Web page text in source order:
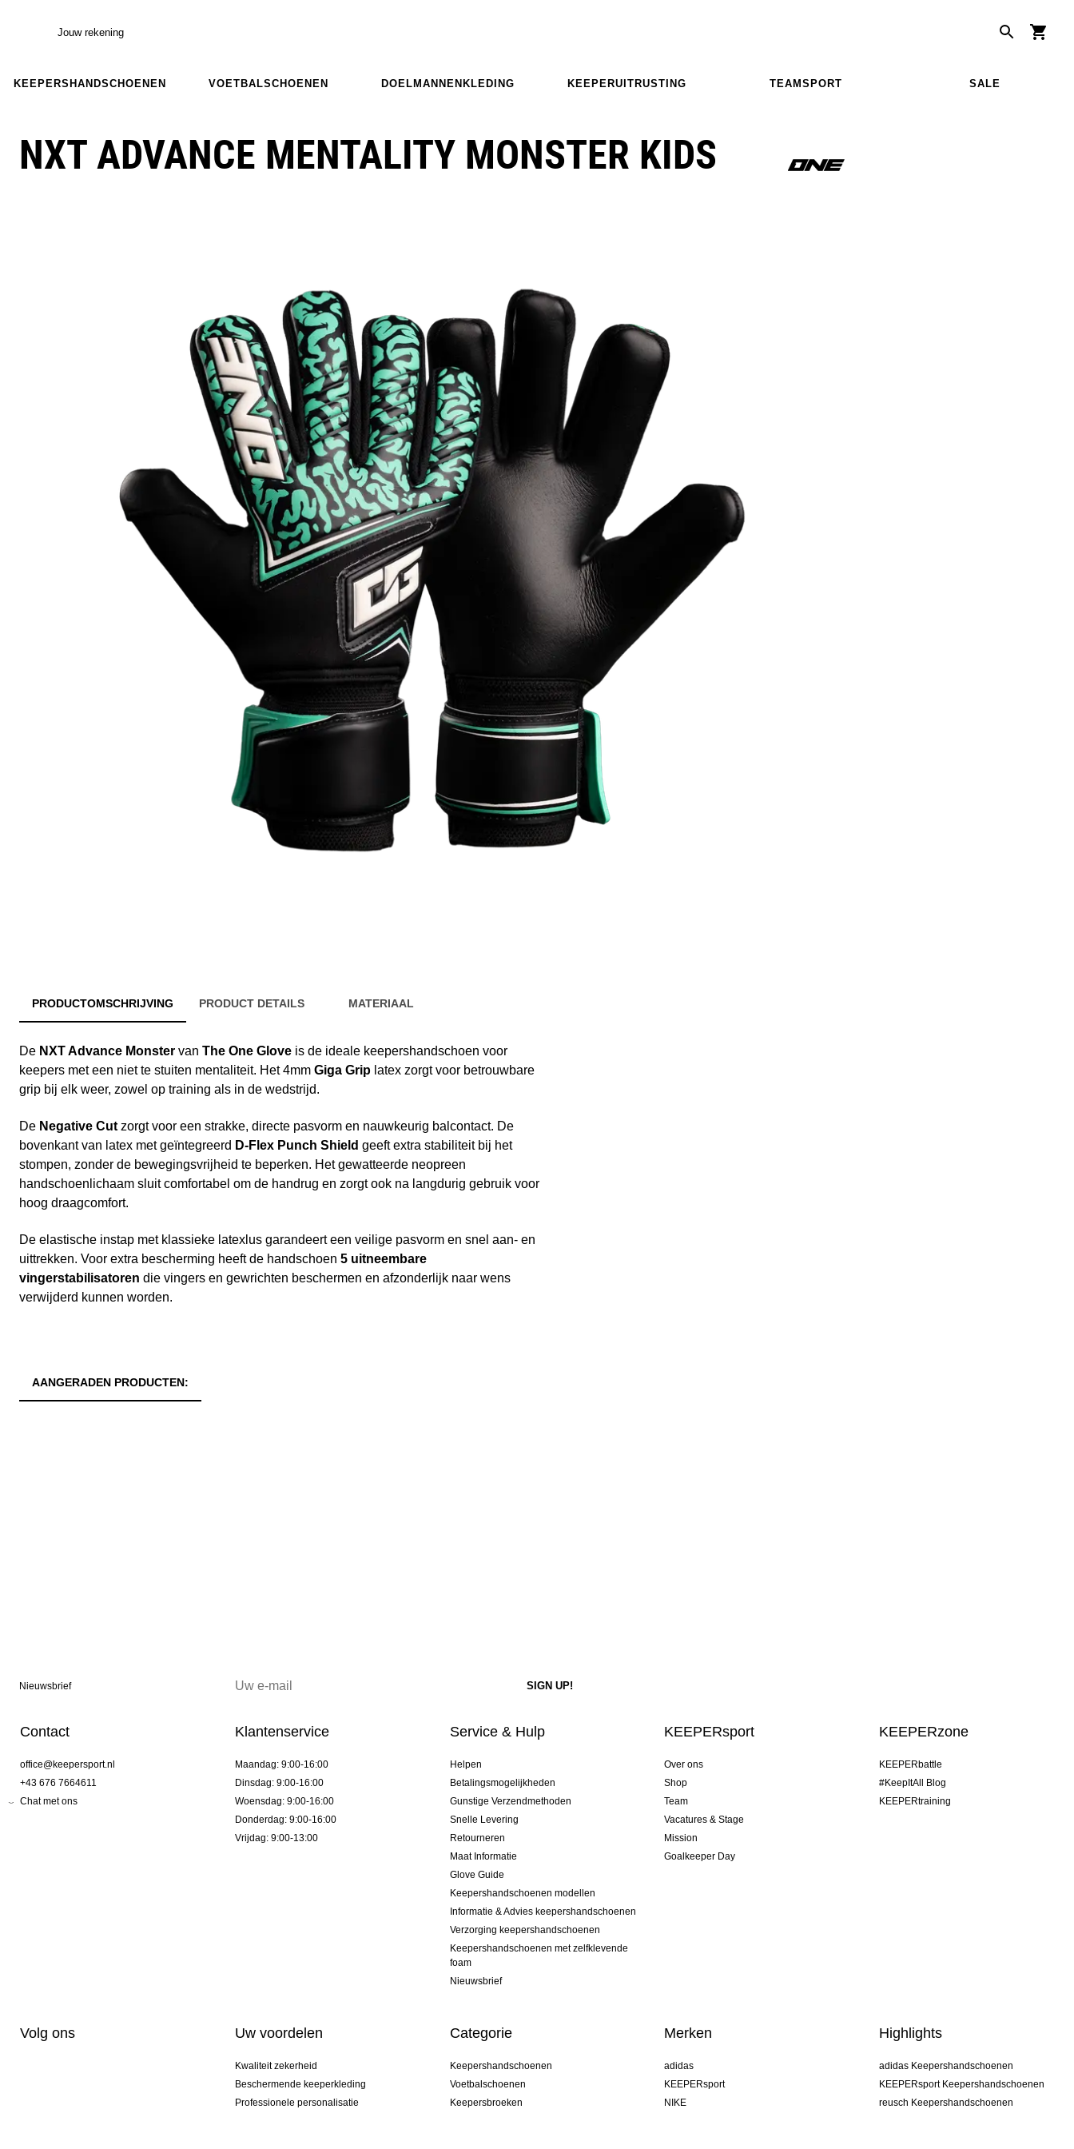
Jouw rekening
KEEPERSHANDSCHOENEN VOETBALSCHOENEN DOELMANNENKLEDING KEEPERUITRUSTING TEAMSPORT SALE
NXT ADVANCE MENTALITY MONSTER KIDS
PRODUCTOMSCHRIJVING PRODUCT DETAILS MATERIAAL
De NXT Advance Monster van The One Glove is de ideale keepershandschoen voor
keepers met een niet te stuiten mentaliteit. Het 4mm Giga Grip latex zorgt voor betrouwbare
grip bij elk weer, zowel op training als in de wedstrijd.
De Negative Cutzorgt voor een strakke, directe pasvorm en nauwkeurig balcontact. De
bovenkant van latex met geïntegreerd D-Flex Punch Shield geeft extra stabiliteit bij het
stompen, zonder de bewegingsvrijheid te beperken. Het gewatteerde neopreen
handschoenlichaam sluit comfortabel om de handrug en zorgt ook na langdurig gebruik voor
hoog draagcomfort.
De elastische instap met klassieke latexlus garandeert een veilige pasvorm en snel aan- en
uittrekken. Voor extra bescherming heeft de handschoen 5 uitneembare
vingerstabilisatoren die vingers en gewrichten beschermen en afzonderlijk naar wens
verwijderd kunnen worden.
AANGERADEN PRODUCTEN:
Nieuwsbrief
Contact
office@keepersport.nl
+43 676 7664611
Chat met ons
Klantenservice
Maandag: 9:00-16:00
Dinsdag: 9:00-16:00
Woensdag: 9:00-16:00
Donderdag: 9:00-16:00
Vrijdag: 9:00-13:00
Service & Hulp
Helpen
Betalingsmogelijkheden
Gunstige Verzendmethoden
Snelle Levering
Retourneren
Maat Informatie
Glove Guide
Keepershandschoenen modellen
Informatie & Advies keepershandschoenen
Verzorging keepershandschoenen
Keepershandschoenen met zelfklevende
foam
Nieuwsbrief
KEEPERsport
Over ons
Shop
Team
Vacatures & Stage
Mission
Goalkeeper Day
KEEPERzone
KEEPERbattle
#KeepItAll Blog
KEEPERtraining
Volg ons Uw voordelen
Kwaliteit zekerheid
Beschermende keeperkleding
Professionele personalisatie
Categorie
Keepershandschoenen
Voetbalschoenen
Keepersbroeken
Merken
adidas
KEEPERsport
NIKE
Highlights
adidas Keepershandschoenen
KEEPERsport Keepershandschoenen
reusch Keepershandschoenen